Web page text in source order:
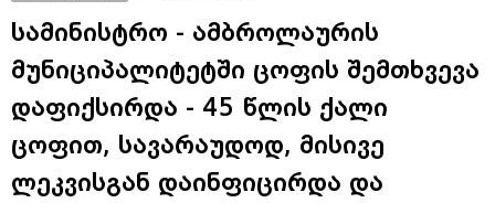
სამინისტრო - ამბროლაურის
მუნიციპალიტეტში ცოფის შემთხვევა
დაფიქსირდა - 45 წლის ქალი
ცოფით, სავარაუდოდ, მისივე
ლეკვისგან დაინფიცირდა და